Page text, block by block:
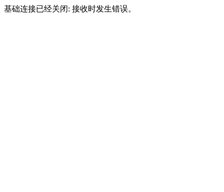
基础连接已经关闭: 接收时发生错误。